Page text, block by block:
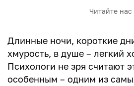
Читайте нас
Длинные ночи, короткие
хмурость, в душе – легкий
Психологи не зря считают
особенным – одним из